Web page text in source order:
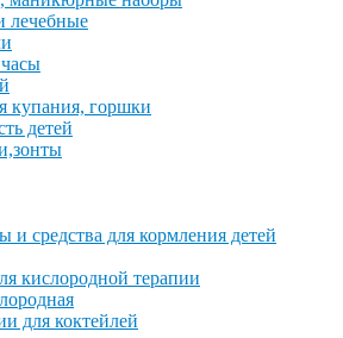
лечебные
купания, горшки
детей
и средства для кормления детей
кислородной терапии
для коктейлей